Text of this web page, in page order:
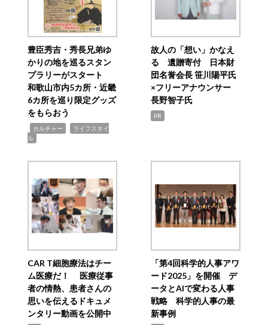
豊臣秀吉・秀長兄弟ゆ
かりの地を巡るスタン
プラリーがスタート
和歌山市内5カ所・近畿
6カ所を巡り限定グッズ
をもらおう
カルチャー
ライフスタイ
ル
故人の「想い」かなえ
る 遺贈寄付 日本財
団名誉会長 笹川陽平氏
×フリーアナウンサー
長野智子氏
PR
CAR T細胞療法はチー
ム医療だ！ 医療従事
者の情熱、患者さんの
思いを伝えるドキュメ
ンタリー動画を公開中
「第4回科学的人事アワ
ード2025」を開催 デ
ータとAIで変わる人事
戦略 科学的人事の最
新事例